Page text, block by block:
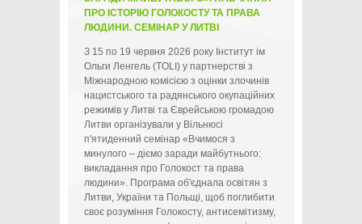
ПРО ІСТОРІЮ ГОЛОКОСТУ ТА ПРАВА
ЛЮДИНИ. СЕМІНАР У ЛИТВІ
З 15 по 19 червня 2026 року Інститут ім
Ольги Ленгель (TOLI) у партнерстві з
Міжнародною комісією з оцінки злочинів
нацистського та радянського окупаційних
режимів у Литві та Єврейською громадою
Литви організували у Вільнюсі
п'ятиденний семінар «Вчимося з
минулого – діємо заради майбутнього:
викладання про Голокост та права
людини». Програма об'єднала освітян з
Литви, України та Польщі, щоб поглибити
своє розуміння Голокосту, антисемітизму,